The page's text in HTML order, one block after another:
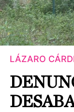
LÁZARO